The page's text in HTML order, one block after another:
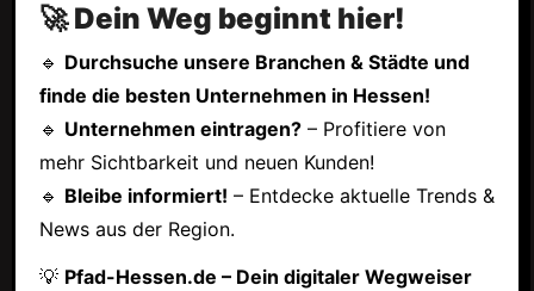
🚀 Dein Weg beginnt hier!
🔹 Durchsuche unsere Branchen & Städte und
finde die besten Unternehmen in Hessen!
🔹 Unternehmen eintragen?– Profitiere von
mehr Sichtbarkeit und neuen Kunden!
🔹 Bleibe informiert! – Entdecke aktuelle Trends &
News aus der Region.
💡 Pfad-Hessen.de – Dein digitaler Wegweiser